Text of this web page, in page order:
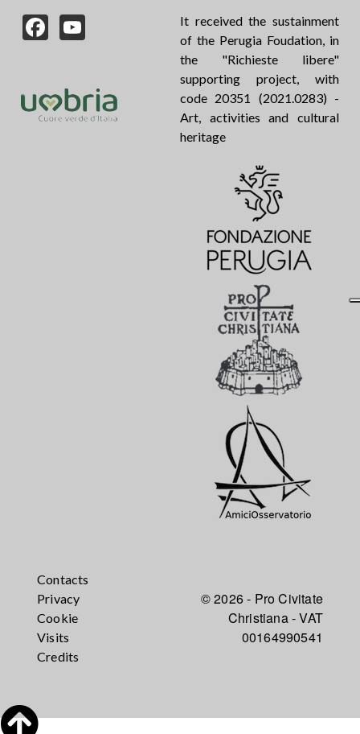
Facebook
It received the sustainment
of the Perugia Foudation, in
the "Richieste libere"
supporting project, with
code 20351 (2021.0283) -
Art, activities and cultural
heritage
Contacts
Privacy
Cookie
Visits
Credits
© 2026 - Pro Civitate
Christiana - VAT
00164990541